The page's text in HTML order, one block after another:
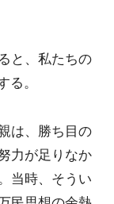
と、私たちの
。
は、勝ち目の
力が足りなか
当時、そうい